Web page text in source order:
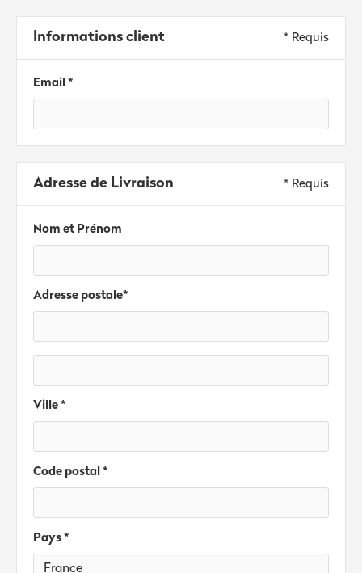
Informations client * Requis
Email *
Adresse de Livraison * Requis
Nom et Prénom
Adresse postale*
Ville *
Code postal *
Pays *